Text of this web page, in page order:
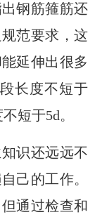
钢筋箍筋还
范要求 ，这
延伸出很多
长度不短于
短于5d。
识还远远不
己的工作。
但通过检查和